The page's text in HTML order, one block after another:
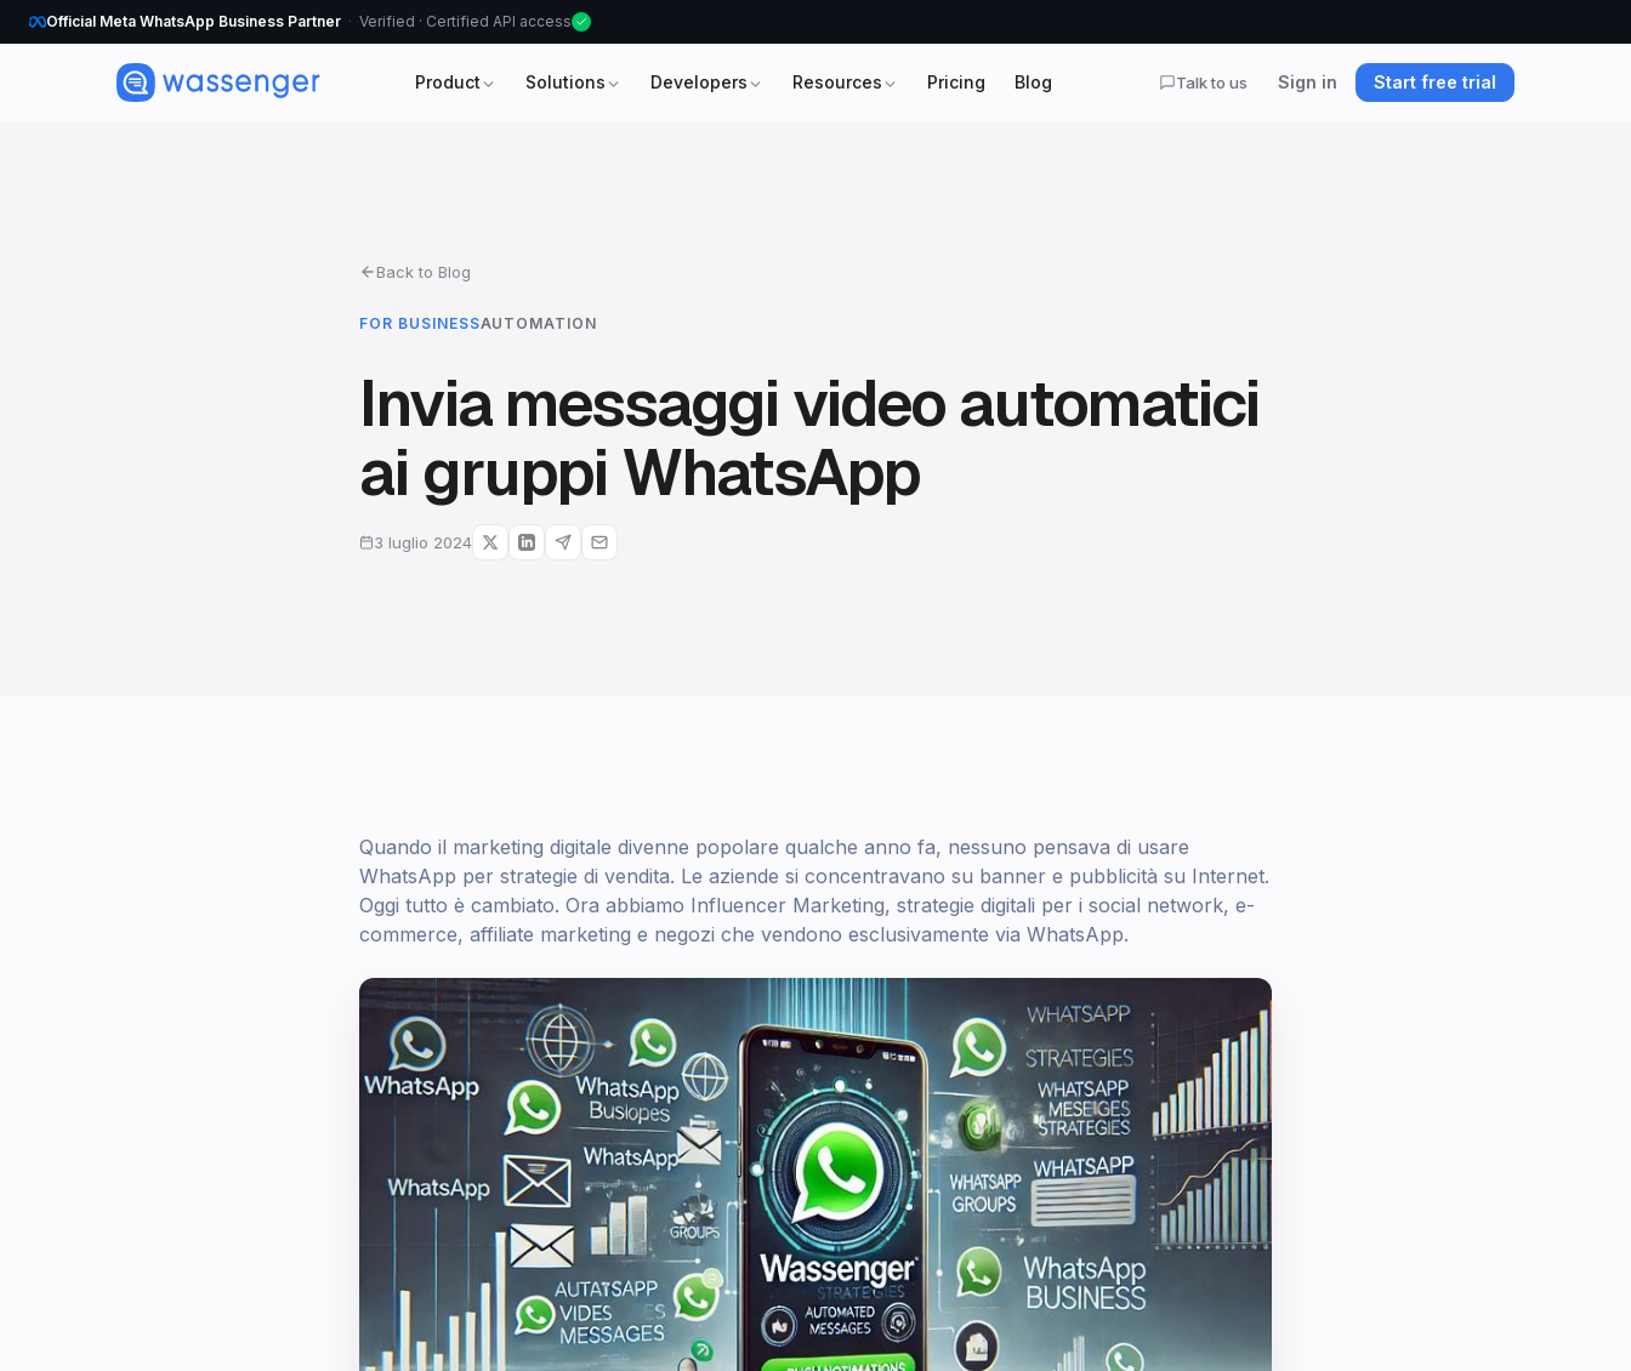
Official Meta WhatsApp Business Partner Verified · Certified API access
Product Solutions Developers Resources Pricing Blog Talk to us Sign in Start free trial
Back to Blog
FOR BUSINESSAUTOMATION
Invia messaggi video automatici
ai gruppi WhatsApp
3 luglio 2024
Quando il marketing digitale divenne popolare qualche anno fa, nessuno pensava di usare
WhatsApp per strategie di vendita. Le aziende si concentravano su banner e pubblicità su Internet.
Oggi tutto è cambiato. Ora abbiamo Influencer Marketing, strategie digitali per i social network, e-
commerce, affiliate marketing e negozi che vendono esclusivamente via WhatsApp.